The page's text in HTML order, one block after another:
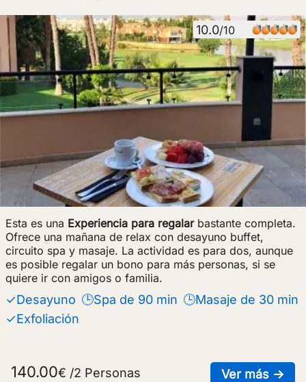
10.0/10
Esta es una Experiencia para regalarbastante completa.
Ofrece una mañana de relax con desayuno buffet,
circuito spa y masaje. La actividad es para dos, aunque
es posible regalar un bono para más personas, si se
quiere ir con amigos o familia.
✓Desayuno 🕒Spa de 90 min 🕒Masaje de 30 min
✓Exfoliación
Ver más →
140.00€ /2 Personas